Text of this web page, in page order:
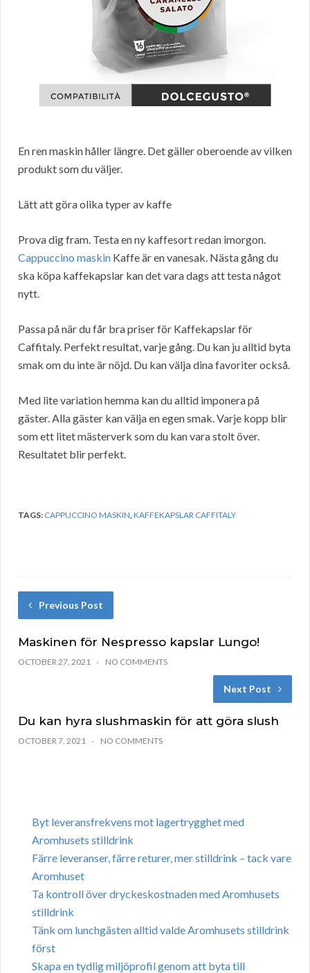
En ren maskin håller längre. Det gäller oberoende av vilken
produkt som du väljer.
Lätt att göra olika typer av kaffe
Prova dig fram. Testa en ny kaffesort redan imorgon.
Cappuccino maskin Kaffe är en vanesak. Nästa gång du
ska köpa kaffekapslar kan det vara dags att testa något
nytt.
Passa på när du får bra priser för Kaffekapslar för
Caffitaly. Perfekt resultat, varje gång. Du kan ju alltid byta
smak om du inte är nöjd. Du kan välja dina favoriter också.
Med lite variation hemma kan du alltid imponera på
gäster. Alla gäster kan välja en egen smak. Varje kopp blir
som ett litet mästerverk som du kan vara stolt över.
Resultatet blir perfekt.
TAGS: CAPPUCCINO MASKIN,KAFFEKAPSLAR CAFFITALY
Previous Post
Maskinen för Nespresso kapslar Lungo!
OCTOBER 27, 2021 NO COMMENTS
Next Post
Du kan hyra slushmaskin för att göra slush
OCTOBER 7, 2021 NO COMMENTS
Byt leveransfrekvens mot lagertrygghet med
Aromhusets stilldrink
Färre leveranser, färre returer, mer stilldrink – tack vare
Aromhuset
Ta kontroll över dryckeskostnaden med Aromhusets
stilldrink
Tänk om lunchgästen alltid valde Aromhusets stilldrink
först
Skapa en tydlig miljöprofil genom att byta till